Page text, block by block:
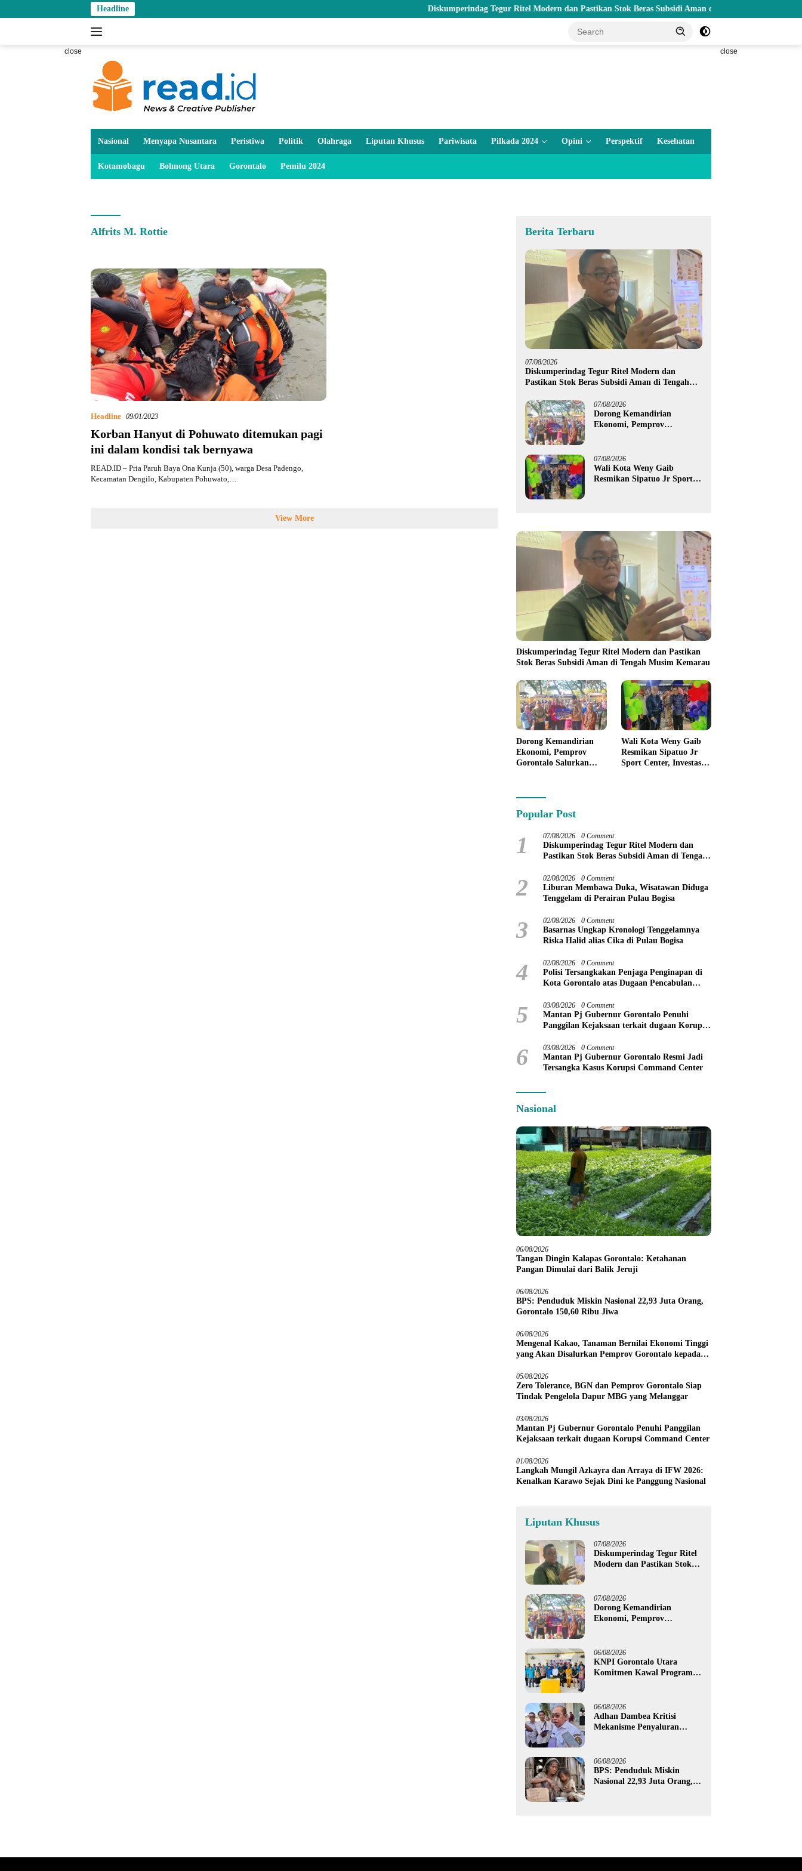
to
Headline Diskumperindag Tegur Ritel Modern dan Pastikan Stok Beras Subsidi Aman di Tengah Musim Kemarau
close close
Nasional Menyapa Nusantara Peristiwa Politik Olahraga Liputan Khusus Pariwisata Pilkada 2024 Opini Perspektif Kesehatan
Kotamobagu Bolmong Utara Gorontalo Pemilu 2024
Alfrits M. Rottie
Headline 09/01/2023
Korban Hanyut di Pohuwato ditemukan pagi
ini dalam kondisi tak bernyawa
READ.ID – Pria Paruh Baya Ona Kunja (50), warga Desa Padengo,
Kecamatan Dengilo, Kabupaten Pohuwato,…
View More
Berita Terbaru
07/08/2026
Diskumperindag Tegur Ritel Modern dan
Pastikan Stok Beras Subsidi Aman di Tengah
07/08/2026
Dorong Kemandirian
Ekonomi, Pemprov
untuk 395 Pelaku Usaha
07/08/2026
Wali Kota Weny Gaib
Resmikan Sipatuo Jr Sport
Diskumperindag Tegur Ritel Modern dan Pastikan
Stok Beras Subsidi Aman di Tengah Musim Kemarau
Dorong Kemandirian
Ekonomi, Pemprov
Gorontalo Salurkan
Pelaku Usaha
Wali Kota Weny Gaib
Resmikan Sipatuo Jr
Sport Center, Investasi
Popular Post
1 07/08/2026 0 Comment
Diskumperindag Tegur Ritel Modern dan
Pastikan Stok Beras Subsidi Aman di Tengah
2 02/08/2026 0 Comment
Liburan Membawa Duka, Wisatawan Diduga
Tenggelam di Perairan Pulau Bogisa
3 02/08/2026 0 Comment
Basarnas Ungkap Kronologi Tenggelamnya
Riska Halid alias Cika di Pulau Bogisa
4 02/08/2026 0 Comment
Polisi Tersangkakan Penjaga Penginapan di
Kota Gorontalo atas Dugaan Pencabulan
5 03/08/2026 0 Comment
Mantan Pj Gubernur Gorontalo Penuhi
Panggilan Kejaksaan terkait dugaan Korupsi
6 03/08/2026 0 Comment
Mantan Pj Gubernur Gorontalo Resmi Jadi
Tersangka Kasus Korupsi Command Center
Nasional
06/08/2026
Tangan Dingin Kalapas Gorontalo: Ketahanan
Pangan Dimulai dari Balik Jeruji
06/08/2026
BPS: Penduduk Miskin Nasional 22,93 Juta Orang,
Gorontalo 150,60 Ribu Jiwa
06/08/2026
Mengenal Kakao, Tanaman Bernilai Ekonomi Tinggi
yang Akan Disalurkan Pemprov Gorontalo kepada
05/08/2026
Zero Tolerance, BGN dan Pemprov Gorontalo Siap
Tindak Pengelola Dapur MBG yang Melanggar
03/08/2026
Mantan Pj Gubernur Gorontalo Penuhi Panggilan
Kejaksaan terkait dugaan Korupsi Command Center
01/08/2026
Langkah Mungil Azkayra dan Arraya di IFW 2026:
Kenalkan Karawo Sejak Dini ke Panggung Nasional
Liputan Khusus
07/08/2026
Diskumperindag Tegur Ritel
Modern dan Pastikan Stok
07/08/2026
Dorong Kemandirian
Ekonomi, Pemprov
untuk 395 Pelaku Usaha
06/08/2026
KNPI Gorontalo Utara
Komitmen Kawal Program
06/08/2026
Adhan Dambea Kritisi
Mekanisme Penyaluran
06/08/2026
BPS: Penduduk Miskin
Nasional 22,93 Juta Orang,